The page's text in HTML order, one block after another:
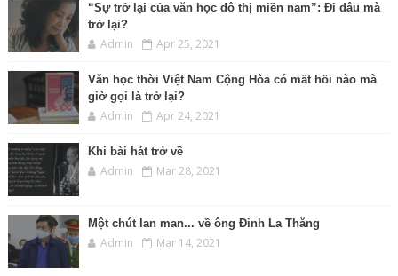
“Sự trở lại của văn học đô thị miền nam”: Đi đâu mà
trở lại?
Admin Apr 25, 2021
Văn học thời Việt Nam Cộng Hòa có mất hồi nào mà
giờ gọi là trở lại?
Admin Apr 24, 2021
Khi bài hát trở về
Admin Mar 28, 2021
Một chút lan man... về ông Đinh La Thăng
Admin Mar 14, 2021